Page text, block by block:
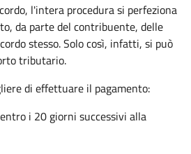
l'intera procedura si perfeziona
da parte del contribuente, delle
stesso. Solo così, infatti, si può
tributario.
di effettuare il pagamento:
i 20 giorni successivi alla